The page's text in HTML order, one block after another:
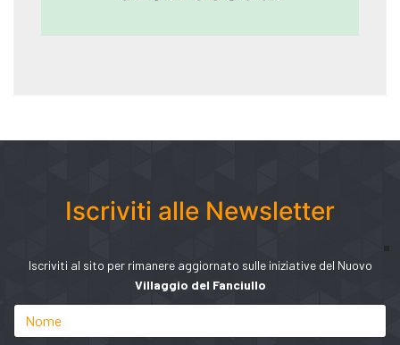
Iscriviti alle Newsletter
Iscriviti al sito per rimanere aggiornato sulle iniziative del Nuovo
Villaggio del Fanciullo